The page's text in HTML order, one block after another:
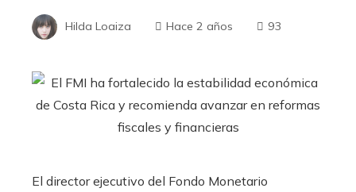
Hilda Loaiza Hace 2 años 93
El director ejecutivo del Fondo Monetario